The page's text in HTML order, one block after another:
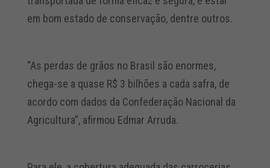
em bom estado de conservação, dentre outros.
“As perdas de grãos no Brasil são enormes,
chega-se a quase R$ 3 bilhões a cada safra, de
acordo com dados da Confederação Nacional da
Agricultura”, afirmou Edmar Arruda.